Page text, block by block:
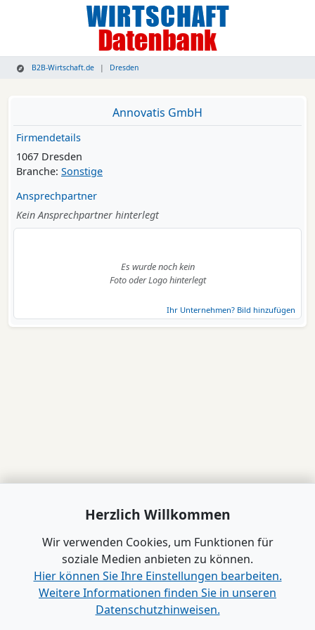
B2B-Wirtschaft.de Dresden
Annovatis GmbH
Firmendetails
1067 Dresden
Branche: Sonstige
Ansprechpartner
Kein Ansprechpartner hinterlegt
Es wurde noch kein
Foto oder Logo hinterlegt
Ihr Unternehmen? Bild hinzufügen
Herzlich Willkommen
Wir verwenden Cookies, um Funktionen für
soziale Medien anbieten zu können.
Hier können Sie Ihre Einstellungen bearbeiten.
Weitere Informationen finden Sie in unseren
Datenschutzhinweisen.